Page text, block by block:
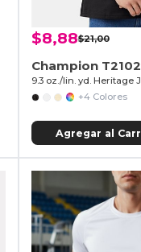
$8,88$21,00
Champion T2102
9.3 oz./lin. yd. Heritage
+4 Colores
Agregar al